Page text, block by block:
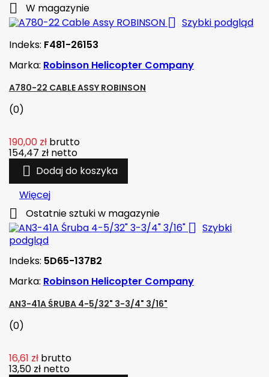
 W magazynie
 Szybki podgląd
Indeks: F481-26153
Marka: Robinson Helicopter Company
A780-22 CABLE ASSY ROBINSON
(0)
190,00 zł brutto
154,47 zł netto
 Dodaj do koszyka
Więcej
 Ostatnie sztuki w magazynie
 Szybki
podgląd
Indeks: 5D65-137B2
Marka: Robinson Helicopter Company
AN3-41A ŚRUBA 4-5/32" 3-3/4" 3/16"
(0)
16,61 zł brutto
13,50 zł netto